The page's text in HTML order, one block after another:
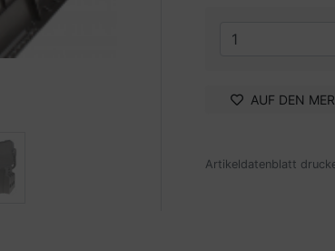
AUF DEN
Artikeldatenblatt